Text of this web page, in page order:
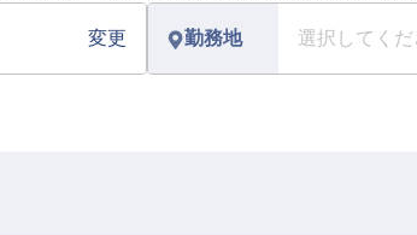
変更 勤務地 選択してく